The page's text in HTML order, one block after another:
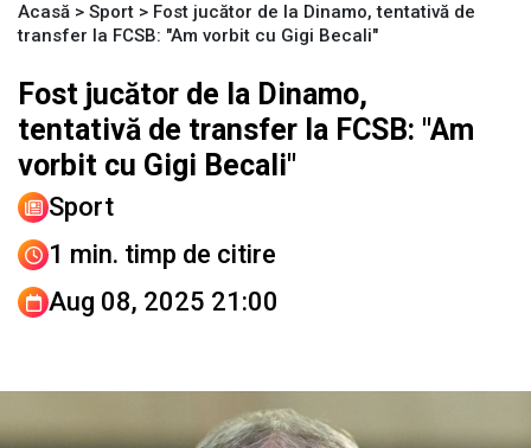
Acasă > Sport > Fost jucător de la Dinamo, tentativă de
transfer la FCSB: "Am vorbit cu Gigi Becali"
Fost jucător de la Dinamo,
tentativă de transfer la FCSB: "Am
vorbit cu Gigi Becali"
Sport
1 min. timp de citire
Aug 08, 2025 21:00